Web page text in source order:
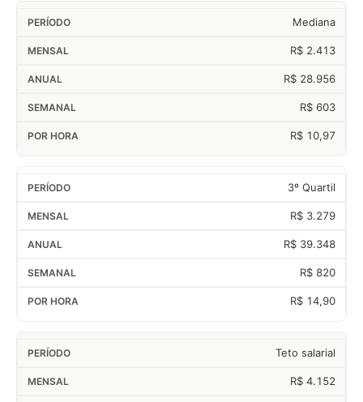
Mediana
R$ 2.413
R$ 28.956
R$ 603
R$ 10,97
3º Quartil
R$ 3.279
R$ 39.348
R$ 820
R$ 14,90
Teto salarial
R$ 4.152